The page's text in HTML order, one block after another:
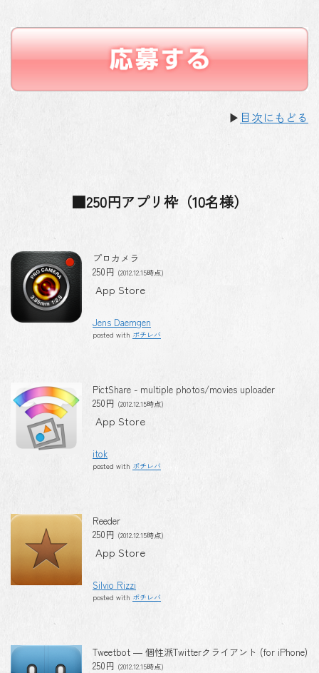
▶ 目次にもどる
■250円アプリ枠（10名様）
プロカメラ
250円 (2012.12.15時点)
App Store
Jens Daemgen
posted with ポチレバ
PictShare - multiple photos/movies uploader
250円 (2012.12.15時点)
App Store
itok
posted with ポチレバ
Reeder
250円 (2012.12.15時点)
App Store
Silvio Rizzi
posted with ポチレバ
Tweetbot ― 個性派Twitterクライアント (for iPhone)
250円 (2012.12.15時点)